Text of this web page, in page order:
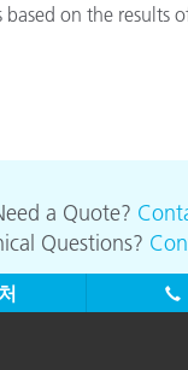
on the results
a Quote?
Questions?